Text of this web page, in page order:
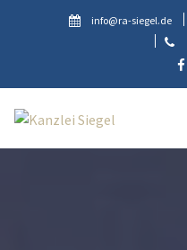
info@ra-siegel.de